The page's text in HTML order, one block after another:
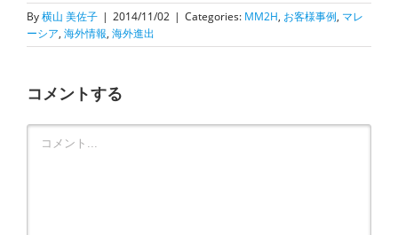
By横山 美佐子 | 2014/11/02 | Categories: MM2H, お客様事例, マレ
ーシア, 海外情報, 海外進出
コメントする